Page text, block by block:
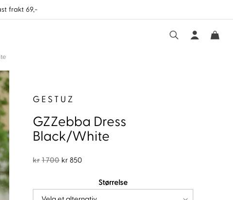
frakt 69,-
GESTUZ
GZZebba Dress
Black/White
kr1 700 Opprinnelig
kr1
kr 850Nåværende
kr850.
Størrelse